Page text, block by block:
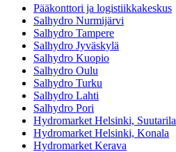
Pääkonttori ja logistiikkakeskus
Salhydro Nurmijärvi
Salhydro Tampere
Salhydro Jyväskylä
Salhydro Kuopio
Salhydro Oulu
Salhydro Turku
Salhydro Lahti
Salhydro Pori
Hydromarket Helsinki, Suutarila
Hydromarket Helsinki, Konala
Hydromarket Kerava